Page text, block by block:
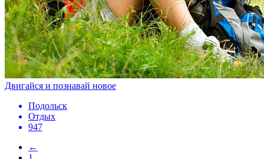
Двигайся и познавай новое
Подольск
Отдых
947
←